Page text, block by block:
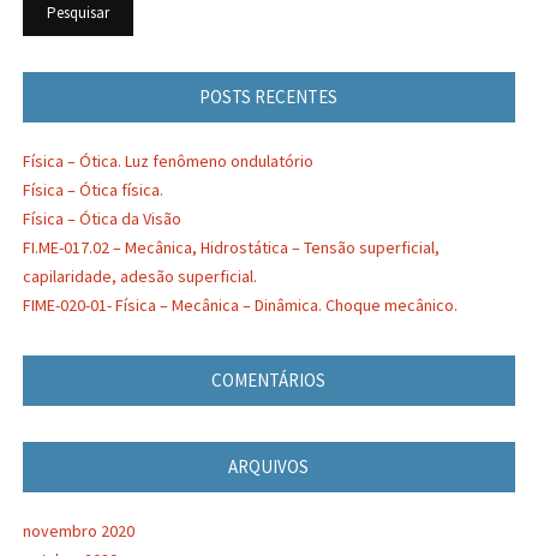
POSTS RECENTES
Física – Ótica. Luz fenômeno ondulatório
Física – Ótica física.
Física – Ótica da Visão
FI.ME-017.02 – Mecânica, Hidrostática – Tensão superficial,
capilaridade, adesão superficial.
FIME-020-01- Física – Mecânica – Dinâmica. Choque mecânico.
COMENTÁRIOS
ARQUIVOS
novembro 2020